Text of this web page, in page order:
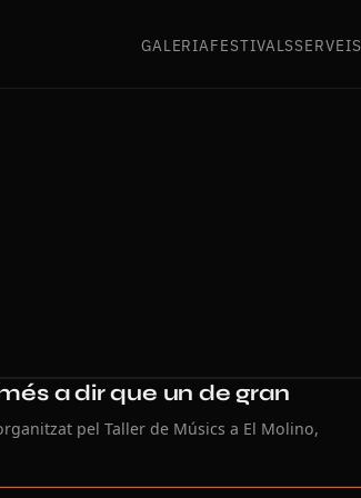
GALERIAFESTIVALSSERVEIS
a dir que un de gran
pel Taller de Músics a El Molino,